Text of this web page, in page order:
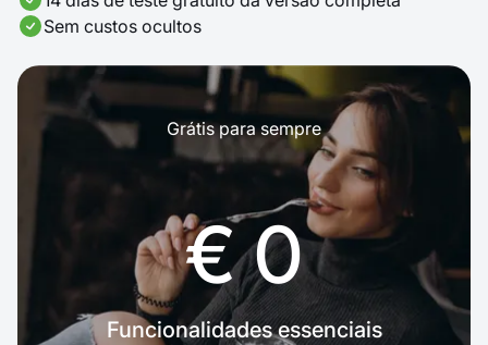
Sem custos ocultos
Grátis para sempre
€ 0
Funcionalidades essenciais